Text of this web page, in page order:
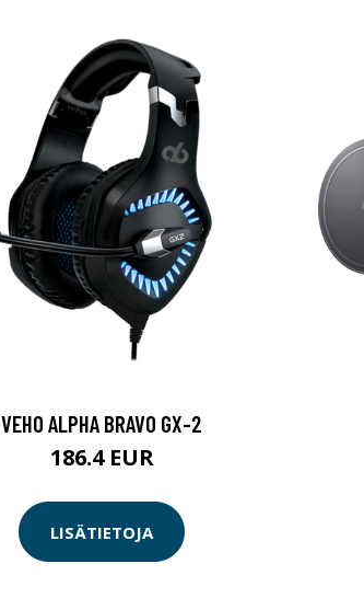
VEHO ALPHA BRAVO GX-2
186.4 EUR
LISÄTIETOJA